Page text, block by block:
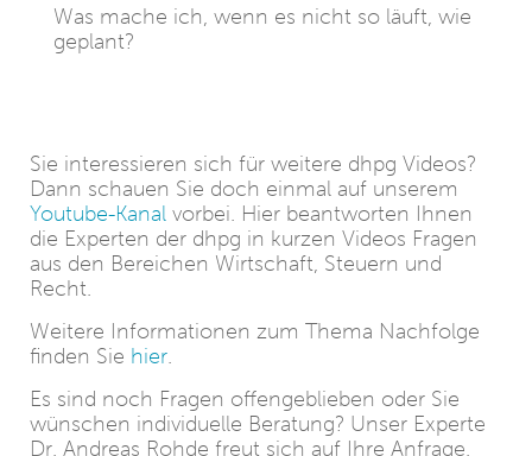
Was mache ich, wenn es nicht so läuft, wie
geplant?
Sie interessieren sich für weitere dhpg Videos?
Dann schauen Sie doch einmal auf unserem
Youtube-Kanal vorbei. Hier beantworten Ihnen
die Experten der dhpg in kurzen Videos Fragen
aus den Bereichen Wirtschaft, Steuern und
Recht.
Weitere Informationen zum Thema Nachfolge
finden Sie hier.
Es sind noch Fragen offengeblieben oder Sie
wünschen individuelle Beratung? Unser Experte
Dr. Andreas Rohde freut sich auf Ihre Anfrage.